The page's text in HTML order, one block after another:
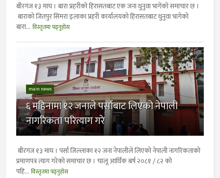
बीरगंज १३ माघ । बारा प्रहरीको हिरासतबाट एक जना थुनुवा भागेकाे समाचार छ ।
बाराको जितपुर सिमरा इलाका प्रहरी कार्यालयको हिरासतबाट थुनुवा भागेको
बारा... विस्तृतमा पढ्नुहोस
main news
६ महिनामा १२ जनाले पर्साबाट लिएको नेपाली
नागरिकता परित्याग गरे
बीरगंज १३ माघ । पर्सा जिल्लाका १२ जना नेपालीले लिएको नेपाली नागरिकताको
प्रमाणपत्र त्याग गरेकाे समाचार छ । चालू आर्थिक बर्ष २०८१ / ८२ को
पहि... विस्तृतमा पढ्नुहोस